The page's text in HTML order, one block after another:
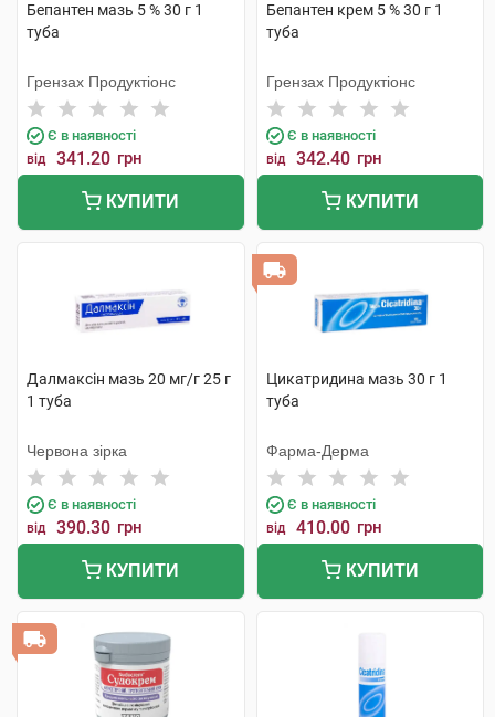
Бепантен мазь 5 % 30 г 1
туба
Грензах Продуктіонс
Є в наявності
від 341.20 грн
КУПИТИ
Бепантен крем 5 % 30 г 1
туба
Грензах Продуктіонс
Є в наявності
від 342.40 грн
КУПИТИ
Далмаксін мазь 20 мг/г 25 г
1 туба
Червона зірка
Є в наявності
від 390.30 грн
КУПИТИ
Цикатридина мазь 30 г 1
туба
Фарма-Дерма
Є в наявності
від 410.00 грн
КУПИТИ